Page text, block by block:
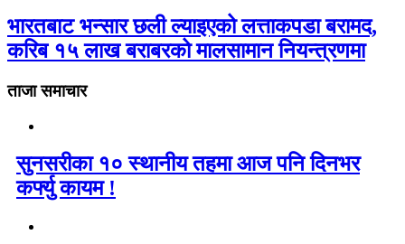
भारतबाट भन्सार छली ल्याइएको लत्ताकपडा बरामद,
करिब १५ लाख बराबरको मालसामान नियन्त्रणमा
ताजा समाचार
सुनसरीका १० स्थानीय तहमा आज पनि दिनभर
कर्फ्यु कायम !